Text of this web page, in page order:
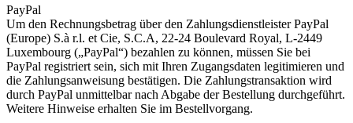
PayPal
Um den Rechnungsbetrag über den Zahlungsdienstleister PayPal
(Europe) S.à r.l. et Cie, S.C.A, 22-24 Boulevard Royal, L-2449
Luxembourg („PayPal“) bezahlen zu können, müssen Sie bei
PayPal registriert sein, sich mit Ihren Zugangsdaten legitimieren und
die Zahlungsanweisung bestätigen. Die Zahlungstransaktion wird
durch PayPal unmittelbar nach Abgabe der Bestellung durchgeführt.
Weitere Hinweise erhalten Sie im Bestellvorgang.